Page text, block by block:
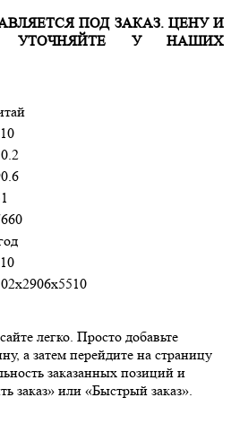
ПОД ЗАКАЗ. ЦЕНУ И
УТОЧНЯЙТЕ У НАШИХ
легко. Просто добавьте
а затем перейдите на страницу
заказанных позиций и
заказ» или «Быстрый заказ».